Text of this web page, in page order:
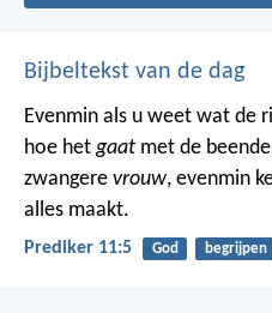
Bijbeltekst van de dag
Evenmin als u weet wat de
hoe het gaat met de
zwangere vrouw, evenmin
alles maakt.
Prediker 11:5 God begrijpen